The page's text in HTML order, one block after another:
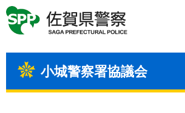
小城警察署協議会